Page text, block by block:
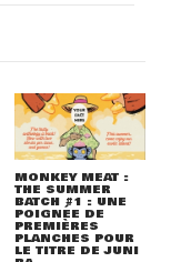
MONKEY MEAT :
THE SUMMER
BATCH #1 : UNE
POIGNÉE DE
PREMIÈRES
PLANCHES POUR
LE TITRE DE JUNI